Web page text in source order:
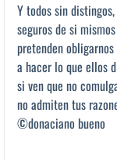
Y todos sin
seguros de si mismos
pretenden
a hacer lo que ellos
si ven que no
no admiten tus
©donaciano bueno